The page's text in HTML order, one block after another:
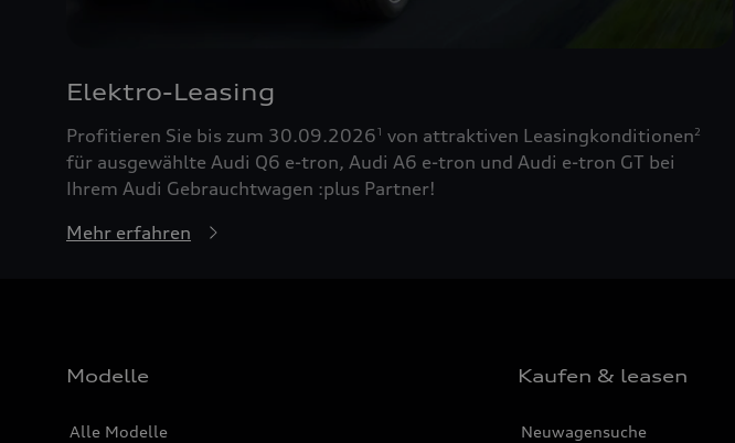
Elektro-Leasing
Profitieren Sie bis zum 30.09.20261 von attraktiven Leasingkonditionen2
für ausgewählte Audi Q6 e-tron, Audi A6 e-tron und Audi e-tron GT bei
Ihrem Audi Gebrauchtwagen :plus Partner!
Mehr erfahren
Modelle
Alle Modelle
Kaufen & leasen
Neuwagensuche